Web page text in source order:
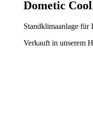
Dometic
Standklimaanlage für
Verkauft in unserem